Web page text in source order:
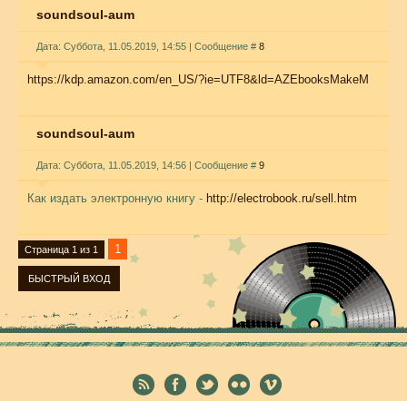
soundsoul-aum
Дата: Суббота, 11.05.2019, 14:55 | Сообщение # 8
https://kdp.amazon.com/en_US/?ie=UTF8&ld=AZEbooksMakeM
soundsoul-aum
Дата: Суббота, 11.05.2019, 14:56 | Сообщение # 9
Как издать электронную книгу - http://electrobook.ru/sell.htm
Страница 1 из 1 1